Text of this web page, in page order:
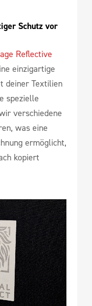
Schutz vor
Reflective
einzigartige
deiner Textilien
spezielle
verschiedene
was eine
ermöglicht,
kopiert